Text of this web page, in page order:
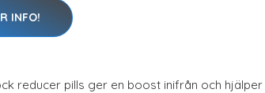
INFO!
reducer pills ger en boost inifrån och hjälper